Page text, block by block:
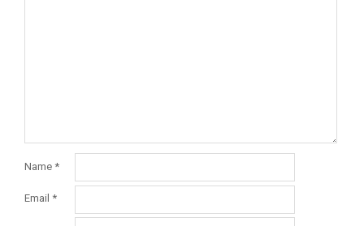
Name *
Email *